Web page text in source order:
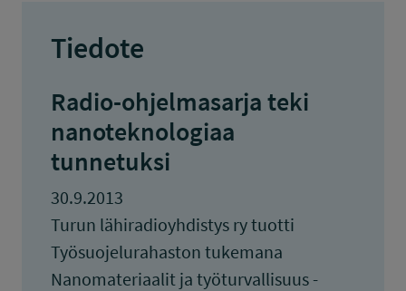
Tiedote
Radio-ohjelmasarja teki
nanoteknologiaa
tunnetuksi
30.9.2013
Turun lähiradioyhdistys ry tuotti
Työsuojelurahaston tukemana
Nanomateriaalit ja työturvallisuus -